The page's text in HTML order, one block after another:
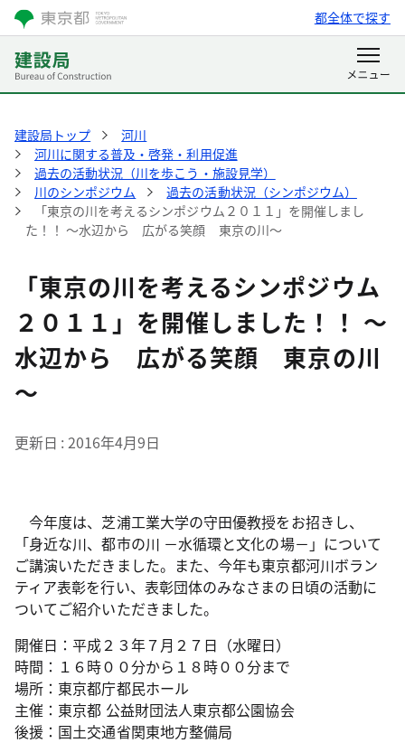
都全体で探す
建設局トップ
河川
河川に関する普及・啓発・利用促進
過去の活動状況（川を歩こう・施設見学）
川のシンポジウム
過去の活動状況（シンポジウム）
「東京の川を考えるシンポジウム２０１１」を開催しまし
た！！ ～水辺から 広がる笑顔 東京の川～
「東京の川を考えるシンポジウム
２０１１」を開催しました！！ ～
水辺から 広がる笑顔 東京の川
～
更新日 2016年4月9日
今年度は、芝浦工業大学の守田優教授をお招きし、
「身近な川、都市の川 －水循環と文化の場－」について
ご講演いただきました。また、今年も東京都河川ボラン
ティア表彰を行い、表彰団体のみなさまの日頃の活動に
ついてご紹介いただきました。
開催日：平成２３年７月２７日（水曜日）
時間：１６時００分から１８時００分まで
場所：東京都庁都民ホール
主催：東京都 公益財団法人東京都公園協会
後援：国土交通省関東地方整備局